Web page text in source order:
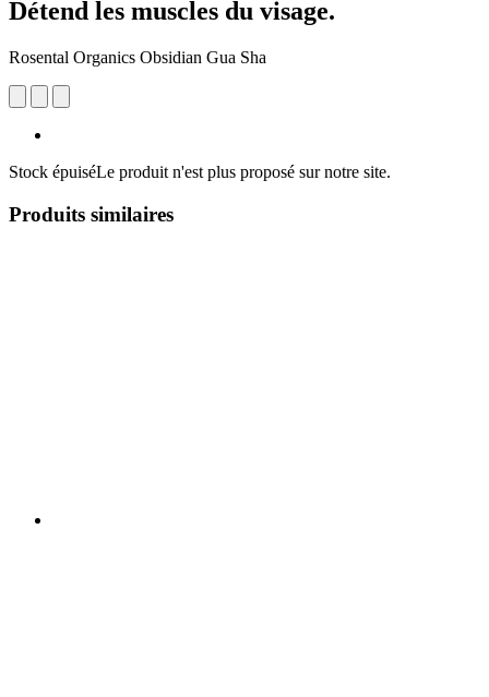
Détend les muscles du visage.
Rosental Organics Obsidian Gua Sha
Stock épuiséLe produit n'est plus proposé sur notre site.
Produits similaires